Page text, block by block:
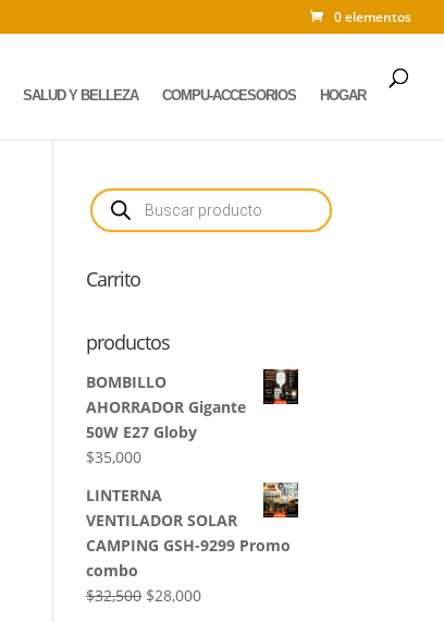
0 elementos
SALUD Y BELLEZA COMPU-ACCESORIOS HOGAR
Búsqueda
de
productos
Carrito
productos
BOMBILLO
AHORRADOR Gigante
50W E27 Globy
$35,000
LINTERNA
VENTILADOR SOLAR
CAMPING GSH-9299 Promo
combo
$32,500 El
$28,000El